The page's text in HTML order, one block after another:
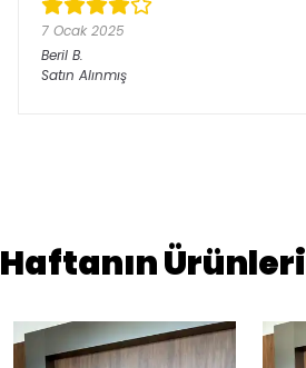
7 Ocak 2025
Beril B.
Satın Alınmış
Haftanın Ürünleri